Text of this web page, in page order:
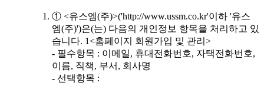
① <유스엠(주)>('http://www.ussm.co.kr'이하 '유스
엠(주)')은(는) 다음의 개인정보 항목을 처리하고 있
습니다. 1<홈페이지 회원가입 및 관리>
- 필수항목 : 이메일, 휴대전화번호, 자택전화번호,
이름, 직책, 부서, 회사명
- 선택항목 :